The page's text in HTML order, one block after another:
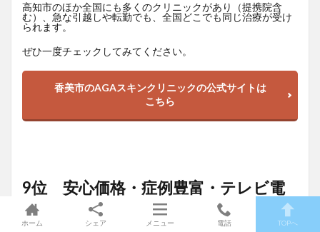
高知市のほか全国にも多くのクリニックがあり（提携院含
む）、急な引越しや転勤でも、全国どこでも同じ治療が受け
られます。
ぜひ一度チェックしてみてください。
香美市のAGAスキンクリニックの公式サイトは
こちら
9位 安心価格・症例豊富・テレビ電
話対応「AGAヘアクリニック」
ホーム シェア メニュー 電話 TOPへ